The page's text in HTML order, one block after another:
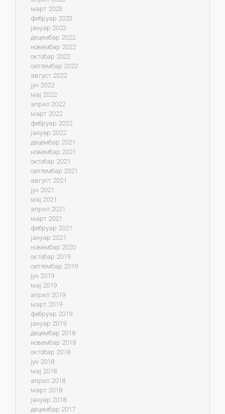
март 2023
фебруар 2023
јануар 2023
децембар 2022
новембар 2022
октобар 2022
септембар 2022
август 2022
јун 2022
мај 2022
април 2022
март 2022
фебруар 2022
јануар 2022
децембар 2021
новембар 2021
октобар 2021
септембар 2021
август 2021
јун 2021
мај 2021
април 2021
март 2021
фебруар 2021
јануар 2021
новембар 2020
октобар 2019
септембар 2019
јун 2019
мај 2019
април 2019
март 2019
фебруар 2019
јануар 2019
децембар 2018
новембар 2018
октобар 2018
јун 2018
мај 2018
април 2018
март 2018
јануар 2018
децембар 2017